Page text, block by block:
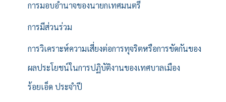
การมอบอำนาจของนายกเทศมนตรี
การมีส่วนร่วม
การวิเคราะห์ความเสี่ยงต่อการทุจริตหรือการขัดกันของ
ผลประโยชน์ในการปฏิบัติงานของเทศบาลเมือง
ร้อยเอ็ด ประจำปี